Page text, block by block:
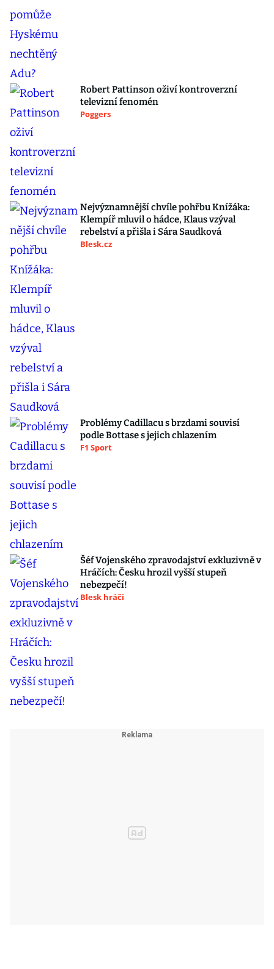
Robert Pattinson oživí kontroverzní
televizní fenomén
Poggers
Nejvýznamnější chvíle pohřbu Knížáka:
Klempíř mluvil o hádce, Klaus vzýval
rebelství a přišla i Sára Saudková
Blesk.cz
Problémy Cadillacu s brzdami souvisí
podle Bottase s jejich chlazením
F1 Sport
Šéf Vojenského zpravodajství exkluzivně v
Hráčích: Česku hrozil vyšší stupeň
nebezpečí!
Blesk hráči